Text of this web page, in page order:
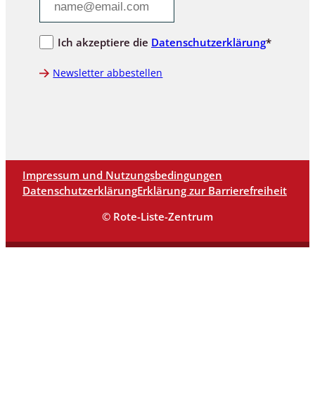
Ich akzeptiere die Datenschutzerklärung*
Newsletter abbestellen
Impressum und Nutzungsbedingungen
DatenschutzerklärungErklärung zur Barrierefreiheit
© Rote-Liste-Zentrum